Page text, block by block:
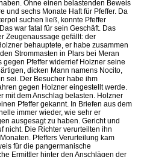
Ohne einen belastenden Beweis
und sechs Monate Haft für Pfeffer. Da
suchen ließ, konnte Pfeffer
war fatal für sein Geschäft. Das
Zeugenaussage gefällt: der
behauptete, er habe zusammen
Strommasten in Plars bei Meran
Pfeffer widerrief Holzner seine
dicken Mann namens Nocito,
sei. Der Besucher habe ihm
gegen Holzner eingestellt werde.
mit dem Anschlag belasten. Holzner
Pfeffer gekannt. In Briefen aus dem
immer wieder, wie sehr er
ausgesagt zu haben. Gericht und
nicht. Die Richter verurteilten ihn
Pfeffers Verurteilung kam
für die pangermanische
Ermittler hinter den Anschlägen der